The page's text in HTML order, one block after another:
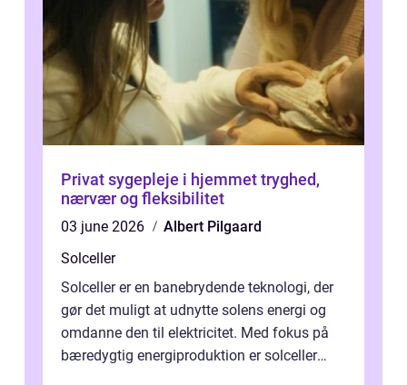
Privat sygepleje i hjemmet tryghed,
nærvær og fleksibilitet
03 june 2026
Albert Pilgaard
Solceller
Solceller er en banebrydende teknologi, der
gør det muligt at udnytte solens energi og
omdanne den til elektricitet. Med fokus på
bæredygtig energiproduktion er solceller